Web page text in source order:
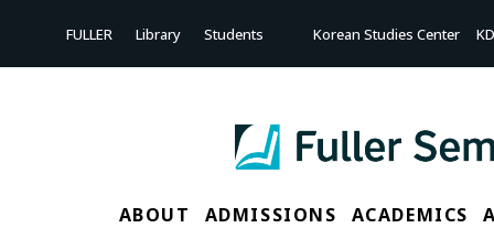
FULLER Library Students Korean Studies Center
ABOUT ADMISSIONS ACADEMICS